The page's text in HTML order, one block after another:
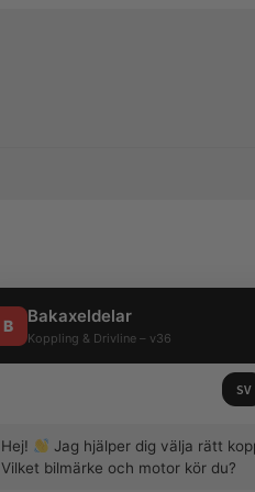
B Bakaxeldelar
Koppling & Drivline – v36
SV
Hej!
Jag hjälper dig välja rätt
Vilket bilmärke och motor kör du?